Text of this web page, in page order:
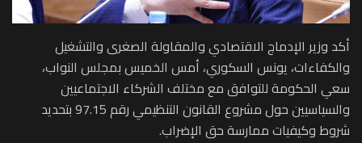
أكد وزير الإدماج الاقتصادي والمقاولة الصغرى والتشغيل
والكفاءات، يونس السكوري، أمس الخميس بمجلس النواب،
سعي الحكومة للتوافق مع مختلف الشركاء الاجتماعيين
والسياسيين حول مشروع القانون التنظيمي رقم 97.15 بتحديد
شروط وكيفيات ممارسة حق الإضراب.